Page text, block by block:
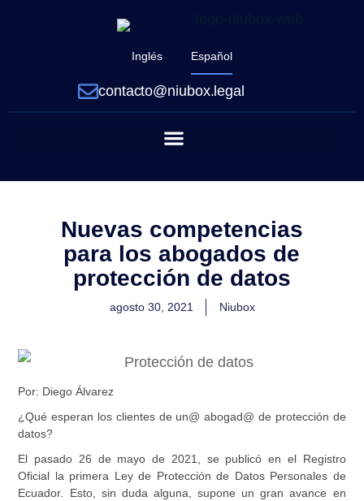
contacto@niubox.legal
Inglés Español
Nuevas competencias
para los abogados de
protección de datos
agosto 30, 2021 Niubox
Por: Diego Álvarez
¿Qué esperan los clientes de un@ abogad@ de protección de
datos?
El pasado 26 de mayo de 2021, se publicó en el Registro
Oficial la primera Ley de Protección de Datos Personales de
Ecuador. Esto, sin duda alguna, supone un gran avance en